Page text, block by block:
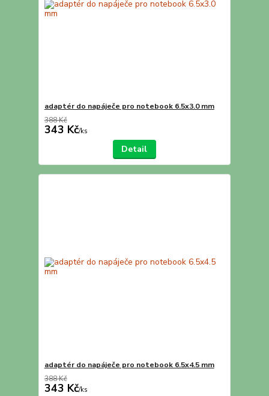
adaptér do napáječe pro notebook 6.5x3.0 mm
388 Kč
343 Kč/ks
Detail
adaptér do napáječe pro notebook 6.5x4.5 mm
388 Kč
343 Kč/ks